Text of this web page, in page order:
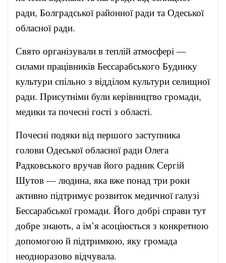
ради, Болградської районної ради та Одеської
обласної ради.
Свято організували в теплій атмосфері —
силами працівників Бессарабського Будинку
культури спільно з відділом культури селищної
ради. Присутніми були керівництво громади,
медики та почесні гості з області.
Почесні подяки від першого заступника
голови Одеської обласної ради Олега
Радковського вручав його радник Сергій
Шутов — людина, яка вже понад три роки
активно підтримує розвиток медичної галузі
Бессарабської громади. Його добрі справи тут
добре знають, а ім’я асоціюється з конкретною
допомогою й підтримкою, яку громада
неодноразово відчувала.